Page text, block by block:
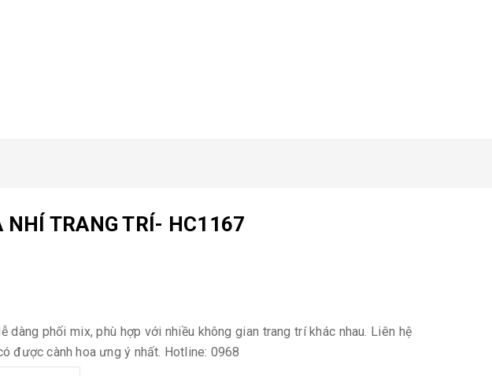
NHÍ TRANG TRÍ- HC1167
dàng phối mix, phù hợp với nhiều không gian trang trí khác nhau. Liên hệ
được cành hoa ưng ý nhất. Hotline: 0968